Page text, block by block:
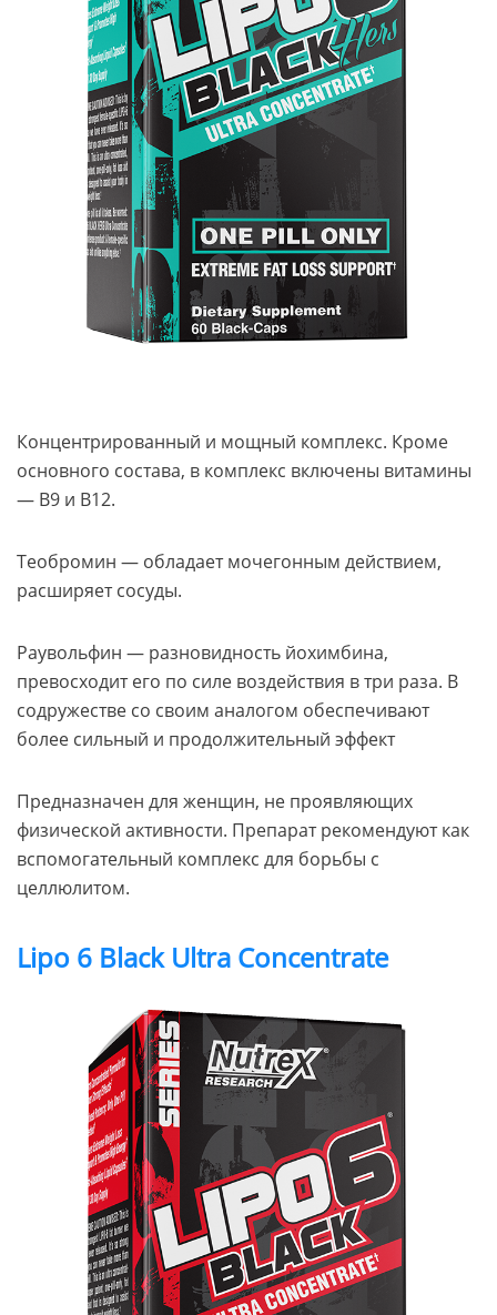
Концентрированный и мощный комплекс. Кроме
основного состава, в комплекс включены витамины
— В9 и B12.
Теобромин — обладает мочегонным действием,
расширяет сосуды.
Раувольфин — разновидность йохимбина,
превосходит его по силе воздействия в три раза. В
содружестве со своим аналогом обеспечивают
более сильный и продолжительный эффект
Предназначен для женщин, не проявляющих
физической активности. Препарат рекомендуют как
вспомогательный комплекс для борьбы с
целлюлитом.
Lipo 6 Black Ultra Concentrate